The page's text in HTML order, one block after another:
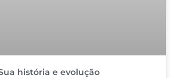
história e evolução